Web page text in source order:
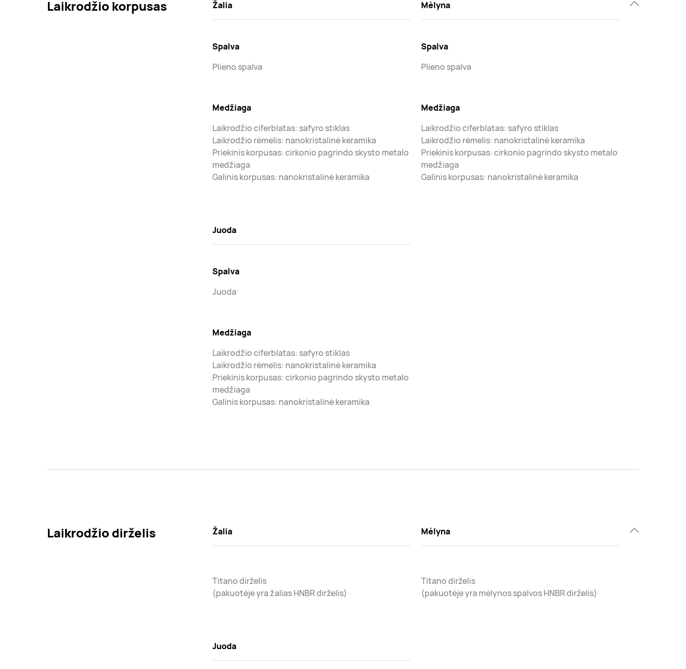
Laikrodžio korpusas Žalia
Spalva
Plieno spalva
Medžiaga
Laikrodžio ciferblatas: safyro stiklas
Laikrodžio rėmelis: nanokristalinė keramika
Priekinis korpusas: cirkonio pagrindo skysto metalo
medžiaga
Galinis korpusas: nanokristalinė keramika
Mėlyna
Spalva
Plieno spalva
Medžiaga
Laikrodžio ciferblatas: safyro stiklas
Laikrodžio rėmelis: nanokristalinė keramika
Priekinis korpusas: cirkonio pagrindo skysto metalo
medžiaga
Galinis korpusas: nanokristalinė keramika
Juoda
Spalva
Juoda
Medžiaga
Laikrodžio ciferblatas: safyro stiklas
Laikrodžio rėmelis: nanokristalinė keramika
Priekinis korpusas: cirkonio pagrindo skysto metalo
medžiaga
Galinis korpusas: nanokristalinė keramika
Laikrodžio dirželis Žalia
Titano dirželis
(pakuotėje yra žalias HNBR dirželis)
Mėlyna
Titano dirželis
(pakuotėje yra mėlynos spalvos HNBR dirželis)
Juoda